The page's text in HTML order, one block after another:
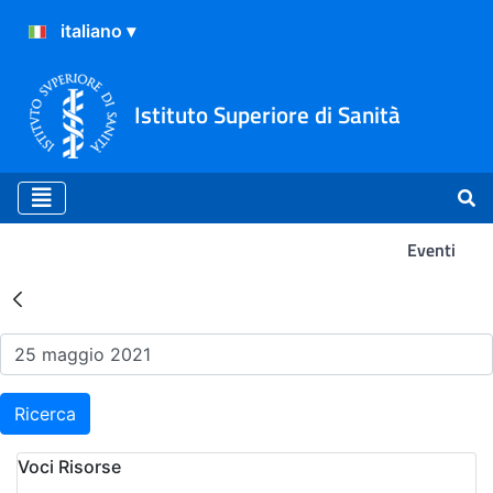
Istituto Superiore di Sanità
Eventi
Risultati della Ricerca -
Ricerca
Voci Risorse